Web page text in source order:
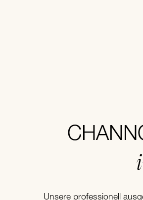
Unsere professionell